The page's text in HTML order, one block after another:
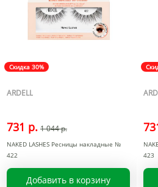
Скидка 30%
ARDELL
731 р. 1 044 р.
NAKED LASHES Ресницы накладные №
422
Добавить в корзину
423